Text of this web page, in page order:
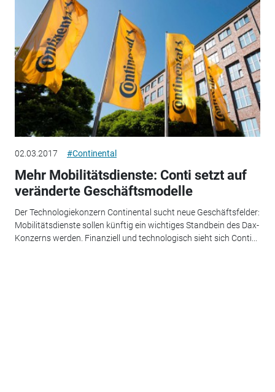
02.03.2017 #Continental
Mehr Mobilitätsdienste: Conti setzt auf
veränderte Geschäftsmodelle
Der Technologiekonzern Continental sucht neue Geschäftsfelder:
Mobilitätsdienste sollen künftig ein wichtiges Standbein des Dax-
Konzerns werden. Finanziell und technologisch sieht sich Conti...